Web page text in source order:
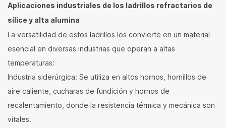
Aplicaciones industriales de los ladrillos refractarios de
sílice y alta alumina
La versatilidad de estos ladrillos los convierte en un material
esencial en diversas industrias que operan a altas
temperaturas:
Industria siderúrgica: Se utiliza en altos hornos, hornillos de
aire caliente, cucharas de fundición y hornos de
recalentamiento, donde la resistencia térmica y mecánica son
vitales.